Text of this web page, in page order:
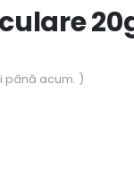
20g
până acum. )